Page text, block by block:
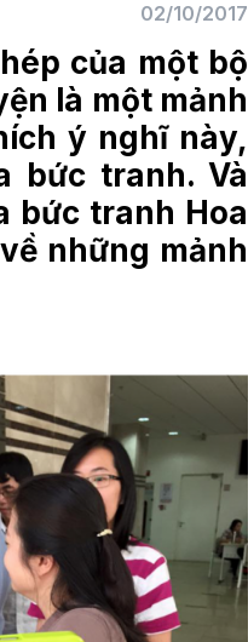
02/10/2017
của một bộ
là một mảnh
ý nghĩ này,
bức tranh. Và
bức tranh Hoa
những mảnh